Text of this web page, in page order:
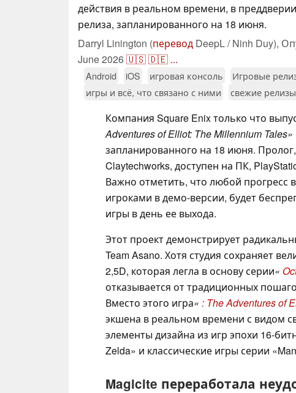
действия в реальном времени, в
релиза, запланированного на 18 июня.
Darryl Linington (перевод DeepL / Ninh Duy),
June 2026🇺🇸🇩🇪 ...
Android iOS игровая консоль
Игровые
игры и всё, что связано с ними
свежие релизы
Компания Square Enix только что
Adventures of Elliot: The Millennium Tales»
запланированного на 18 июня.
Claytechworks, доступен на ПК,
Важно отметить, что любой прогресс
игроками в демо-версии, будет
игры в день ее выхода.
Этот проект демонстрирует
Team Asano. Хотя студия сохраняет
2,5D, которая легла в основу серии«
отказывается от традиционных
Вместо этого игра« : The Adventures of
экшена в реальном времени с видом
элементы дизайна из игр эпохи 16-
Zelda» и классические игры серии
Magicite переработала